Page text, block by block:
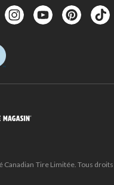
Canadian Tire Limitée. Tous